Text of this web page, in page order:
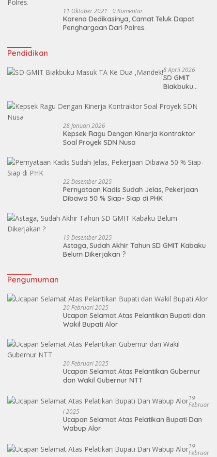
11 Oktober 2021 0 Komentar
Karena Dedikasinya, Camat Teluk Dapat
Penghargaan Dari Polres.
Pendidikan
8 April 2026
SD GMIT
Biakbuku
Dua ,Mandek!
28 Januari 2026
Kepsek Ragu Dengan Kinerja Kontraktor
Soal Proyek SDN Nusa
22 Desember 2025
Pernyataan Kadis Sudah Jelas, Pekerjaan
Dibawa 50 % Siap- Siap di PHK
19 Desember 2025
Astaga, Sudah Akhir Tahun SD GMIT Kabaku
Belum Dikerjakan ?
Pengumuman
20 Februari 2025
Ucapan Selamat Atas Pelantikan Bupati dan
Wakil Bupati Alor
20 Februari 2025
Ucapan Selamat Atas Pelantikan Gubernur
dan Wakil Gubernur NTT
19
Februar
I 2025
Ucapan Selamat Atas Pelatikan Bupati Dan
Wabup Alor
19
Februar